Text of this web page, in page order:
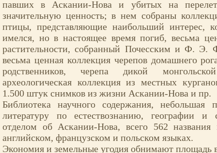
павших в Аскании-Нова и убитых на
значительную ценность; в нем собраны
птицы, представляющие наибольший интерес,
имелся, но в настоящее время погиб, весьма
растительности, собранный Почесским и Ф. Э.
весьма ценная коллекция черепов домашнего
родственников, черепа дикой
археологическая коллекция из местных
1.500 штук снимков из жизни Аскании-Нова и пр.
Библиотека научного содержания, небольшая
литературу по естествознанию, географии и
отделом об Аскании-Нова, всего 562
английском, французском и польском языках.
Экономия и земельные угодия обнимают площадь